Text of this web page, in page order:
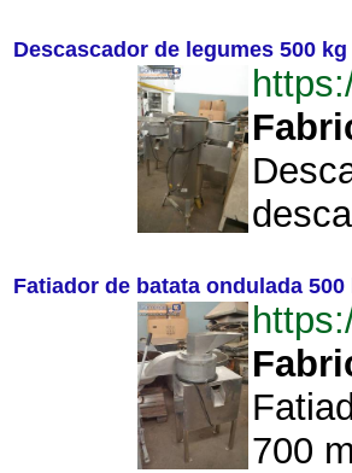
Descascador de legumes 500
Fatiador de batata ondulada
700